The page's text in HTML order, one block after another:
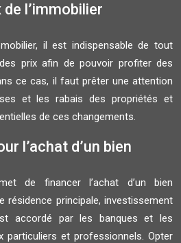
l’immobilier
il est indispensable de tout
prix afin de pouvoir profiter des
ce cas, il faut prêter une attention
et les rabais des propriétés et
de ces changements.
l’achat d’un bien
de financer l’achat d’un bien
principale, investissement
accordé par les banques et les
particuliers et professionnels. Opter